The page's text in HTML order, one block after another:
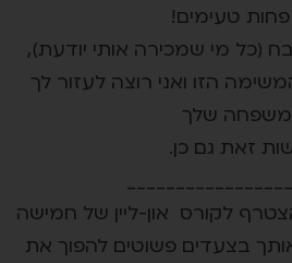
פחות טעימים!
(כל מי שמכירה אותי יודעת),
הזו ואני רוצה לעזור לך
שלך
זאת גם כן.
לקורס און-ליין של חמישה
בצעדים פשוטים להפוך את